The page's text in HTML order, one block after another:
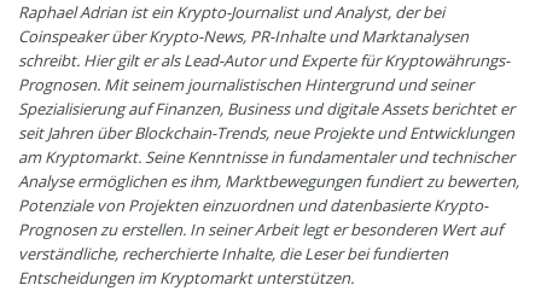
Raphael Adrian ist ein Krypto-Journalist und Analyst, der bei
Coinspeaker über Krypto-News, PR-Inhalte und Marktanalysen
schreibt. Hier gilt er als Lead-Autor und Experte für Kryptowährungs-
Prognosen. Mit seinem journalistischen Hintergrund und seiner
Spezialisierung auf Finanzen, Business und digitale Assets berichtet er
seit Jahren über Blockchain-Trends, neue Projekte und Entwicklungen
am Kryptomarkt. Seine Kenntnisse in fundamentaler und technischer
Analyse ermöglichen es ihm, Marktbewegungen fundiert zu bewerten,
Potenziale von Projekten einzuordnen und datenbasierte Krypto-
Prognosen zu erstellen. In seiner Arbeit legt er besonderen Wert auf
verständliche, recherchierte Inhalte, die Leser bei fundierten
Entscheidungen im Kryptomarkt unterstützen.